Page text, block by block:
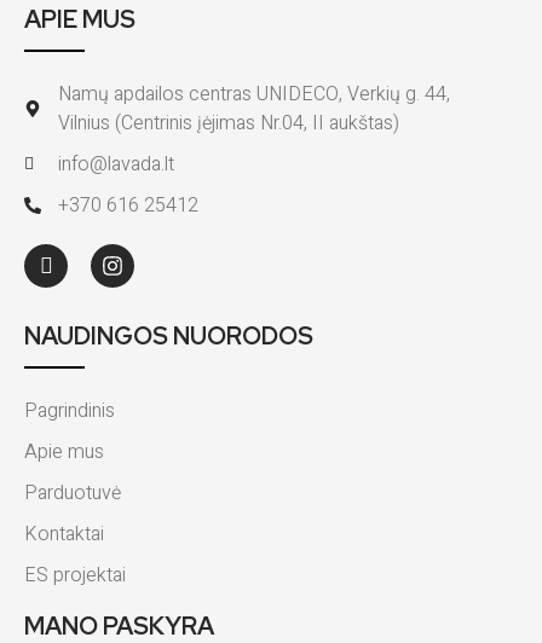
APIE MUS
Namų apdailos centras UNIDECO, Verkių g. 44,
Vilnius (Centrinis įėjimas Nr.04, II aukštas)
info@lavada.lt
+370 616 25412
NAUDINGOS NUORODOS
Pagrindinis
Apie mus
Parduotuvė
Kontaktai
ES projektai
MANO PASKYRA